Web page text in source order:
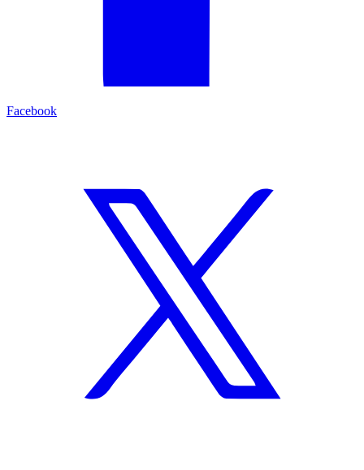
Facebook